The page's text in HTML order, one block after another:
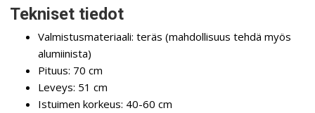
Tekniset tiedot
Valmistusmateriaali: teräs (mahdollisuus tehdä myös
alumiinista)
Pituus: 70 cm
Leveys: 51 cm
Istuimen korkeus: 40-60 cm